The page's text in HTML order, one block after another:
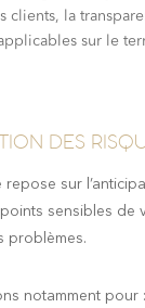
clients, la
sur le
DES
repose sur
sensibles de
problèmes.
notamment pour :